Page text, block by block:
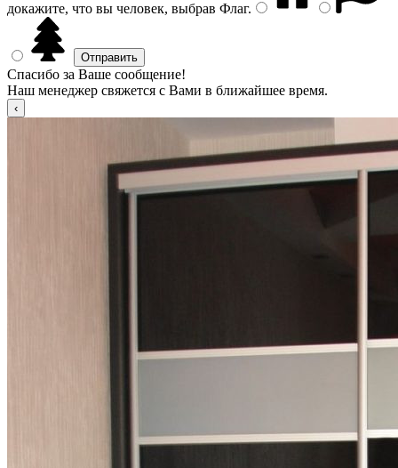
докажите, что вы человек, выбрав Флаг.
Спасибо за Ваше сообщение!
Наш менеджер свяжется с Вами в ближайшее время.